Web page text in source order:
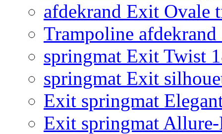
afdekrand Exit Ovale
Trampoline
springmat Exit Twist
springmat Exit
Exit springmat
Exit springmat